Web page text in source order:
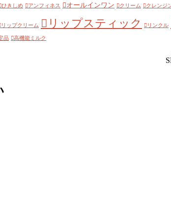
ひきしめ アンフィネス オールインワン クリーム クレンジ
リップクリーム リップスティック リンクル
品 高機能ミルク